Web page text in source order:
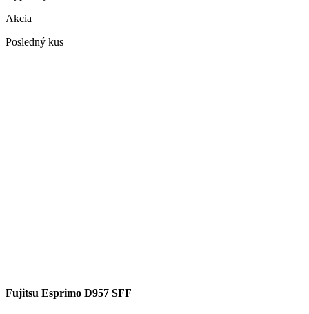
Akcia
Posledný kus
Fujitsu Esprimo D957 SFF